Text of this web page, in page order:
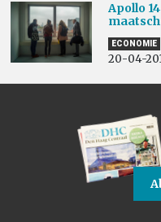
Apollo
ECONOMIE
20-04-